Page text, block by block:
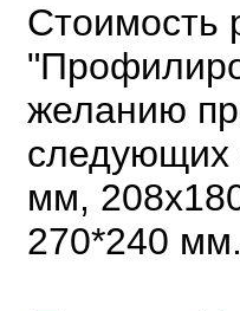
Стоимость
желанию
следующих
мм,
270*240 мм.